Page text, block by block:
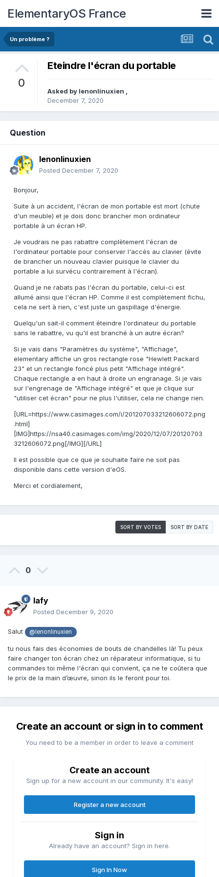
ElementaryOS France
Un problème ?
0
Eteindre l'écran du portable
Asked by lenonlinuxien ,
December 7, 2020
Question
lenonlinuxien
Posted December 7, 2020
Bonjour,
Suite à un accident, l'écran de mon portable est mort (chute
d'un meuble) et je dois donc brancher mon ordinateur
portable à un écran HP.
Je voudrais ne pas rabattre complètement l'écran de
l'ordinateur portable pour conserver l'accès au clavier (évite
de brancher un nouveau clavier puisque le clavier du
portable a lui survécu contrairement à l'écran).
Quand je ne rabats pas l'écran du portable, celui-ci est
allumé ainsi que l'écran HP. Comme il est complètement fichu,
cela ne sert à rien, c'est juste un gaspillage d'énergie.
Quelqu'un sait-il comment éteindre l'ordinateur du portable
sans le rabattre, vu qu'il est branché à un autre écran?
Si je vais dans "Paramètres du système", "Affichage",
elementary affiche un gros rectangle rose "Hewlett Packard
23" et un rectangle foncé plus petit "Affichage intégré".
Chaque rectangle a en haut à droite un engranage. Si je vais
sur l'engrenage de "Affichage intégré" et que je clique sur
"utiliser cet écran" pour ne plus l'utiliser, cela ne change rien.
[URL=https://www.casimages.com/i/201207033212606072.png
.html]
[IMG]https://nsa40.casimages.com/img/2020/12/07/20120703
3212606072.png[/IMG][/URL]
Il est possible que ce que je souhaite faire ne soit pas
disponible dans cette version d'eOS.
Merci et cordialement,
SORT BY VOTES SORT BY DATE
0
lafy
Posted December 9, 2020
Salut @lenonlinuxien
tu nous fais des économies de bouts de chandelles là! Tu peux
faire changer ton écran chez un réparateur informatique, si tu
commandes toi même l'écran qui convient, ça ne te coûtera que
le prix de la main d’œuvre, sinon ils le feront pour toi.
Create an account or sign in to comment
You need to be a member in order to leave a comment
Create an account
Sign up for a new account in our community. It's easy!
Register a new account
Sign in
Already have an account? Sign in here.
Sign In Now